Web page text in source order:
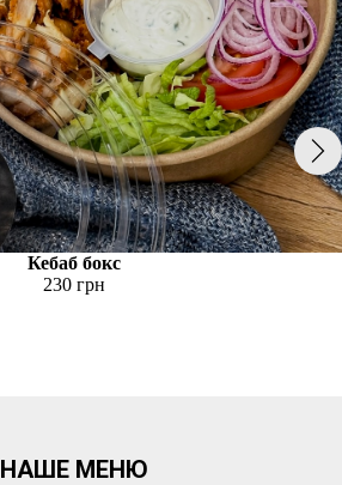
Кебаб бокс
230 грн
НАШЕ МЕНЮ